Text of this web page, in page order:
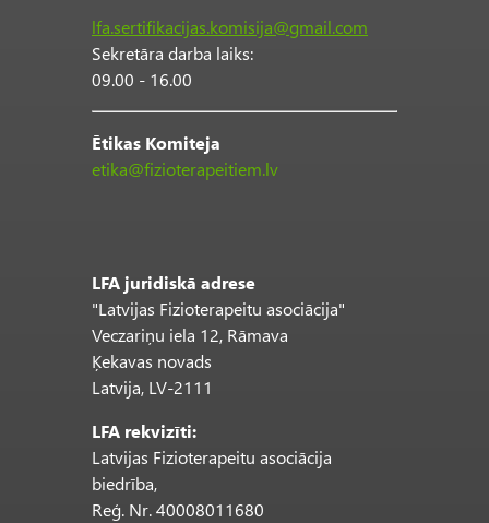
lfa.sertifikacijas.komisija@gmail.com
Sekretāra darba laiks:
09.00 - 16.00
Ētikas Komiteja
etika@fizioterapeitiem.lv
LFA juridiskā adrese
"Latvijas Fizioterapeitu asociācija"
Veczariņu iela 12, Rāmava
Ķekavas novads
Latvija, LV-2111
LFA rekvizīti:
Latvijas Fizioterapeitu asociācija
biedrība,
Reģ. Nr. 40008011680